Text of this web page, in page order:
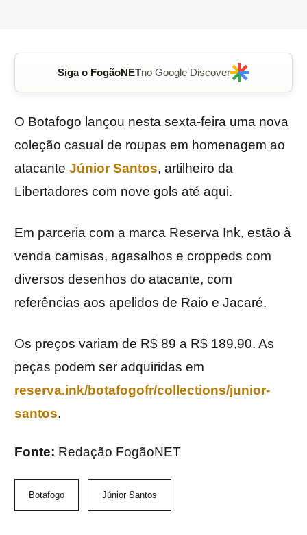
Siga o FogãoNETno Google Discover
O Botafogo lançou nesta sexta-feira uma nova
coleção casual de roupas em homenagem ao
atacante Júnior Santos, artilheiro da
Libertadores com nove gols até aqui.
Em parceria com a marca Reserva Ink, estão à
venda camisas, agasalhos e croppeds com
diversos desenhos do atacante, com
referências aos apelidos de Raio e Jacaré.
Os preços variam de R$ 89 a R$ 189,90. As
peças podem ser adquiridas em
reserva.ink/botafogofr/collections/junior-
santos.
Fonte: Redação FogãoNET
Botafogo Júnior Santos